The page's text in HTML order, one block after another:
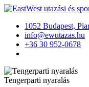
1052 Budapest,
info@ewutazas.hu
+36 30 952-0678
Tengerparti nyaralás